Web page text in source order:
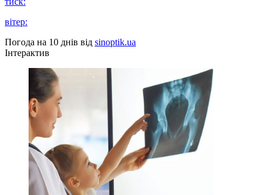
вітер:
Погода на 10 днів від sinoptik.ua
Інтерактив